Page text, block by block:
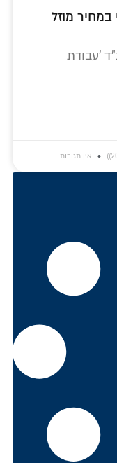
מוזל
'עבודת
אין תגובות